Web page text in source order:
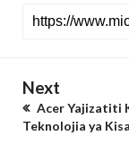
Next
Acer Yajizatiti
Teknolojia ya